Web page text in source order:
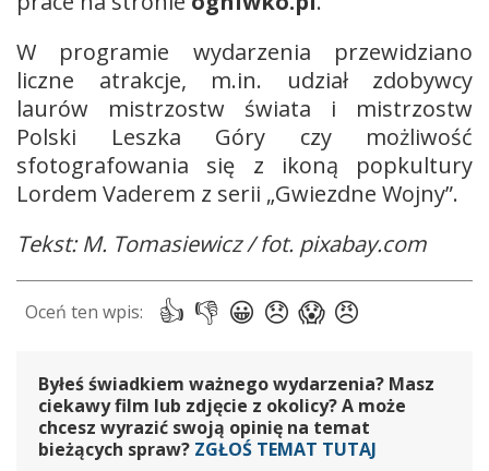
W programie wydarzenia przewidziano
liczne atrakcje, m.in. udział zdobywcy
laurów mistrzostw świata i mistrzostw
Polski Leszka Góry czy możliwość
sfotografowania się z ikoną popkultury
Lordem Vaderem z serii „Gwiezdne Wojny”.
Tekst: M. Tomasiewicz / fot. pixabay.com
Byłeś świadkiem ważnego wydarzenia? Masz
ciekawy film lub zdjęcie z okolicy? A może
chcesz wyrazić swoją opinię na temat
bieżących spraw? ZGŁOŚ TEMAT TUTAJ